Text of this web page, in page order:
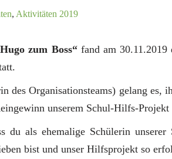
, Aktivitäten 2019
zum Boss“fand am 30.11.2019
des Organisationsteams) gelang es,
unserem Schul-Hilfs-Projekt
du als ehemalige Schülerin
bist und unser Hilfsprojekt so